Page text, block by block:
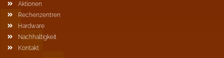
Aktionen
Rechenzentren
Hardware
Nachhaltigkeit
Kontakt